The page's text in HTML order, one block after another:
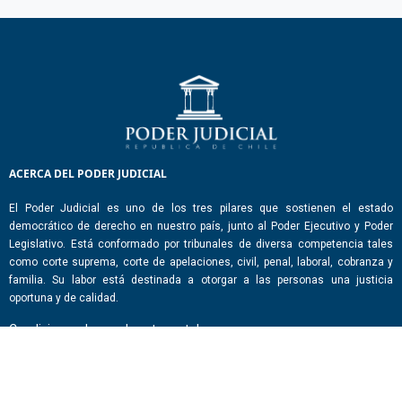
ACERCA DEL PODER JUDICIAL
El Poder Judicial es uno de los tres pilares que sostienen el estado
democrático de derecho en nuestro país, junto al Poder Ejecutivo y Poder
Legislativo. Está conformado por tribunales de diversa competencia tales
como corte suprema, corte de apelaciones, civil, penal, laboral, cobranza y
familia. Su labor está destinada a otorgar a las personas una justicia
oportuna y de calidad.
Condiciones de uso de este portal